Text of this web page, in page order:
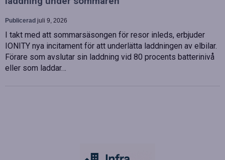
Publicerad juli 9, 2026
I takt med att sommarsäsongen för resor inleds, erbjuder
IONITY nya incitament för att underlätta laddningen av elbilar.
Förare som avslutar sin laddning vid 80 procents batterinivå
eller som laddar…